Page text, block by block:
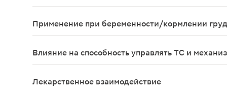
Применение при беременности/кормлении
Влияние на способность управлять ТС и
Лекарственное взаимодействие